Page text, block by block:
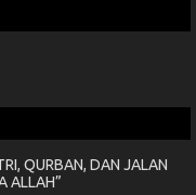
QURBAN, DAN JALAN
ALLAH”